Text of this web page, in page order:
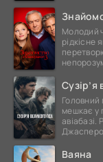
Молодий
рідкісне
Сузір’я
Головний
мешкає у
авіабазі.
Ваяна